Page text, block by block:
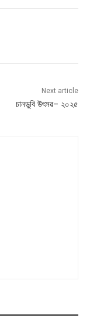
Next article
চানডুবি উৎসৱ– ২০২৫